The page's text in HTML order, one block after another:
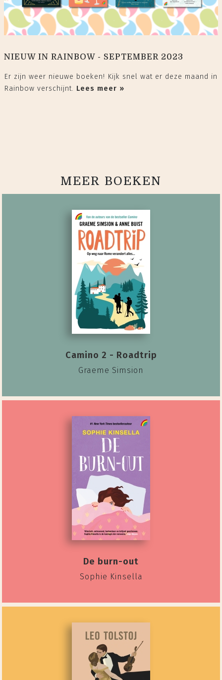
NIEUW IN RAINBOW - SEPTEMBER 2023
Er zijn weer nieuwe boeken! Kijk snel wat er deze maand in
Rainbow verschijnt. Lees meer »
MEER BOEKEN
Camino 2 - Roadtrip
Graeme Simsion
De burn-out
Sophie Kinsella